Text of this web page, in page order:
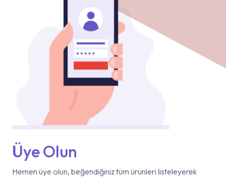
Üye Olun
Hemen üye olun, beğendiğiniz tüm ürünleri listeleyerek